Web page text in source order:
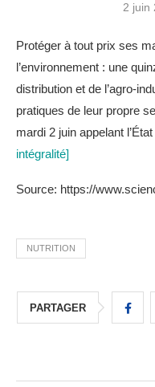
2 juin
Protéger à tout prix ses
l’environnement : une
distribution et de l’agro-
pratiques de leur propre
mardi 2 juin appelant
intégralité]
Source: https://
NUTRITION
PARTAGER